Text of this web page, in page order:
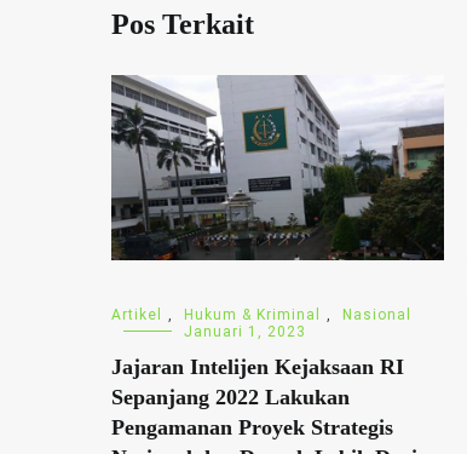
Pos Terkait
Artikel , Hukum & Kriminal ,
Nasional
Januari 1, 2023
Jajaran Intelijen Kejaksaan RI
Sepanjang 2022 Lakukan
Pengamanan Proyek Strategis